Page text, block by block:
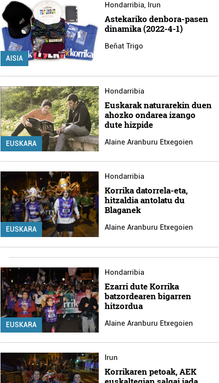
AISIA
Hondarribia, Irun
Astekariko denbora-pasen
dinamika (2022-4-1)
Beñat Trigo
EUSKARA
Hondarribia
Euskarak naturarekin duen
ahozko ondarea izango
dute hizpide
Alaine Aranburu Etxegoien
EUSKARA
Hondarribia
Korrika datorrela-eta,
hitzaldia antolatu du
Blaganek
Alaine Aranburu Etxegoien
EUSKARA
Hondarribia
Ezarri dute Korrika
batzordearen bigarren
hitzordua
Alaine Aranburu Etxegoien
Irun
Korrikaren petoak, AEK